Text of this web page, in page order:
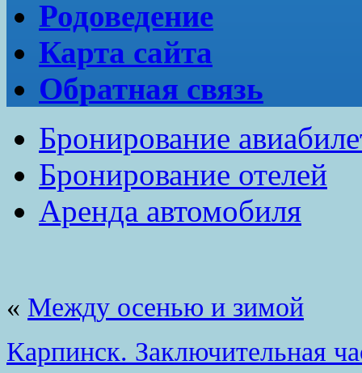
Родоведение
Карта сайта
Обратная связь
Бронирование
Бронирование отелей
Аренда автомобиля
« Между осенью и зимой
Карпинск. Заключительная